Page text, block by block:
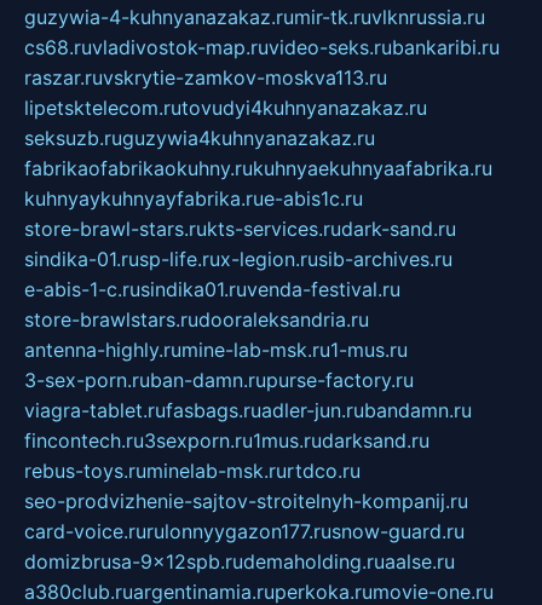
guzywia-4-kuhnyanazakaz.rumir-tk.ruvlknrussia.ru
cs68.ruvladivostok-map.ruvideo-seks.rubankaribi.ru
raszar.ruvskrytie-zamkov-moskva113.ru
lipetsktelecom.rutovudyi4kuhnyanazakaz.ru
seksuzb.ruguzywia4kuhnyanazakaz.ru
fabrikaofabrikaokuhny.rukuhnyaekuhnyaafabrika.ru
kuhnyaykuhnyayfabrika.rue-abis1c.ru
store-brawl-stars.rukts-services.rudark-sand.ru
sindika-01.rusp-life.rux-legion.rusib-archives.ru
e-abis-1-c.rusindika01.ruvenda-festival.ru
store-brawlstars.rudooraleksandria.ru
antenna-highly.rumine-lab-msk.ru1-mus.ru
3-sex-porn.ruban-damn.rupurse-factory.ru
viagra-tablet.rufasbags.ruadler-jun.rubandamn.ru
fincontech.ru3sexporn.ru1mus.rudarksand.ru
rebus-toys.ruminelab-msk.rurtdco.ru
seo-prodvizhenie-sajtov-stroitelnyh-kompanij.ru
card-voice.rurulonnyygazon177.rusnow-guard.ru
domizbrusa-9x12spb.rudemaholding.ruaalse.ru
a380club.ruargentinamia.ruperkoka.rumovie-one.ru